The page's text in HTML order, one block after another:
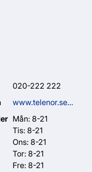
020-222 222
www.telenor.se...
Mån: 8-21
Tis: 8-21
Ons: 8-21
Tor: 8-21
Fre: 8-21